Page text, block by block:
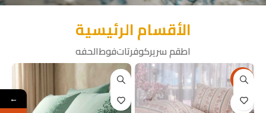
الأقسام الرئيسية
اطقم سريركوفرتاتفوطالحفه
-15%
120
←